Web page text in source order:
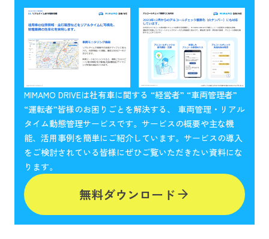
MIMAMO DRIVEは社有車に関する “経営者” “車両管理者”
“運転者”皆様のお困りごとを解決する、 車両管理・リアル
タイム動態管理サービスです。サービスの概要や主な機
能、活用事例を簡単にご紹介しています。サービスの導入
をご検討されている皆様にぜひご覧いただきたい資料にな
ります。
無料ダウンロード